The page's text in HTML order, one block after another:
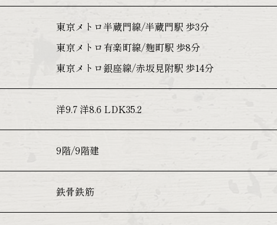
東京メトロ半蔵門線/半蔵門駅 歩3分
東京メトロ有楽町線/麹町駅 歩8分
東京メトロ銀座線/赤坂見附駅 歩14分
洋9.7 洋8.6 LDK35.2
9階/9階建
鉄骨鉄筋